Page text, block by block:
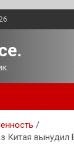
Китая вынудил